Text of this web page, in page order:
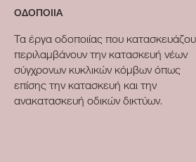
ΟΔΟΠΟΙΙΑ
Τα έργα οδοποιίας που
περιλαμβάνουν την κατασκευή νέων
σύγχρονων κυκλικών κόμβων όπως
επίσης την κατασκευή και την
ανακατασκευή οδικών δικτύων.